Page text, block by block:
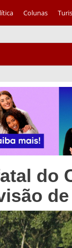
Colunas
do